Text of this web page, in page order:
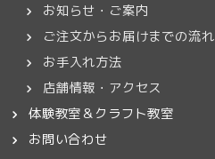
お知らせ・ご案内
ご注文からお届けまでの流れ
お手入れ方法
店舗情報・アクセス
体験教室＆クラフト教室
お問い合わせ